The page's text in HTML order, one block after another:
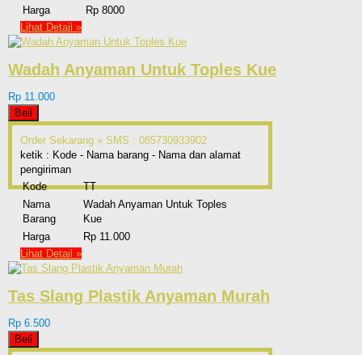
Harga
Rp 8000
Lihat Detail »
Wadah Anyaman Untuk Toples Kue
Rp 11.000
Beli
Order Sekarang » SMS : 085730933902
ketik : Kode - Nama barang - Nama dan alamat
pengiriman
Kode
TT
Nama
Barang
Wadah Anyaman Untuk Toples
Kue
Harga
Rp 11.000
Lihat Detail »
Tas Slang Plastik Anyaman Murah
Rp 6.500
Beli